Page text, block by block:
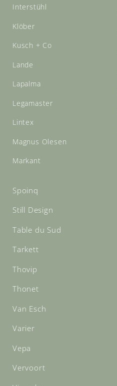
Interstühl
Klöber
Kusch + Co
Lande
Lapalma
Legamaster
Lintex
Magnus Olesen
Markant
Spoinq
Still Design
Table du Sud
Tarkett
Thovip
Thonet
Van Esch
Varier
Vepa
Vervoort